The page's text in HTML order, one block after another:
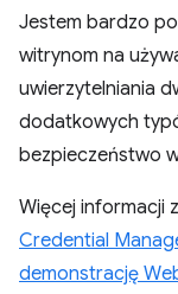
Jestem bardzo
witrynom na
uwierzytelniania
dodatkowych
bezpieczeństwo
Więcej informacji
Credential
demonstrację